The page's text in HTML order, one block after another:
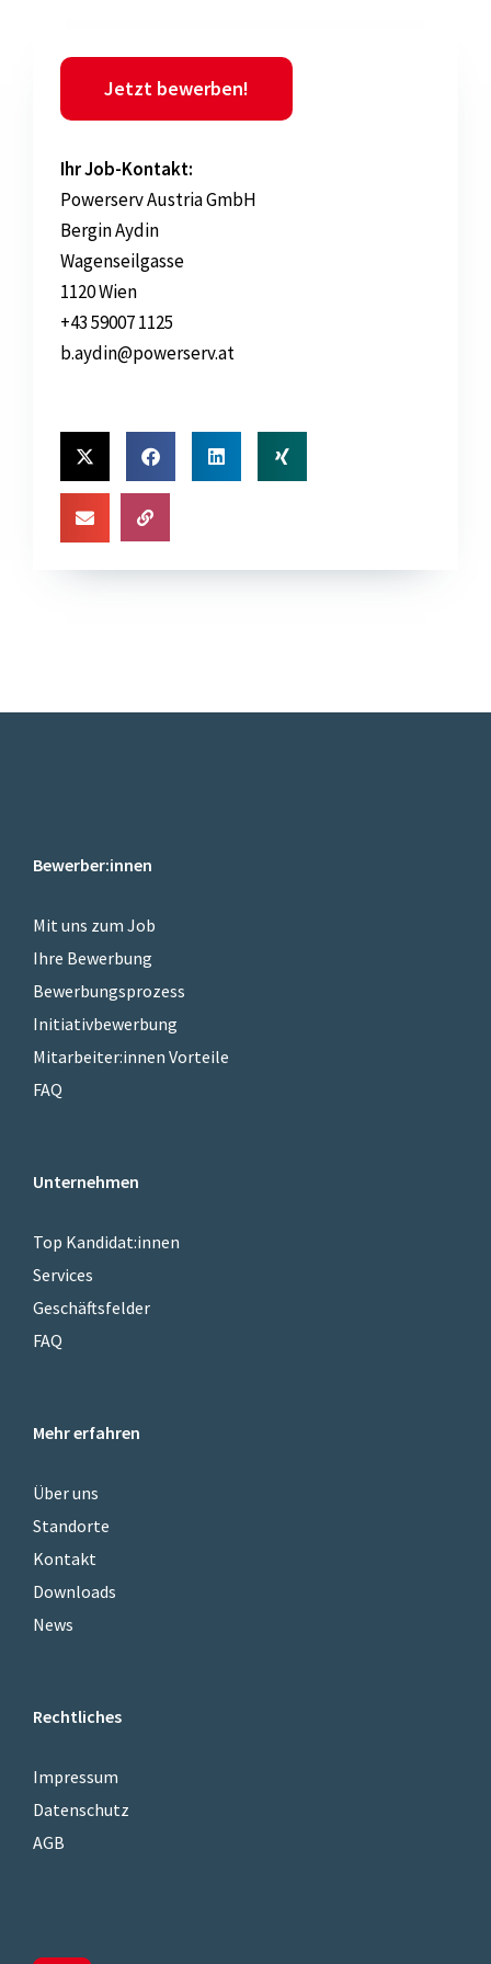
Jetzt bewerben!
Ihr Job-Kontakt:
Powerserv Austria GmbH
Bergin Aydin
Wagenseilgasse
1120 Wien
+43 59007 1125
b.aydin@powerserv.at
Bewerber:innen
Mit uns zum Job
Ihre Bewerbung
Bewerbungsprozess
Initiativbewerbung
Mitarbeiter:innen Vorteile
FAQ
Unternehmen
Top Kandidat:innen
Services
Geschäftsfelder
FAQ
Mehr erfahren
Über uns
Standorte
Kontakt
Downloads
News
Rechtliches
Impressum
Datenschutz
AGB